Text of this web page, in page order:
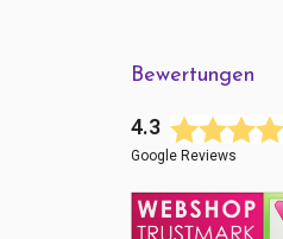
Bewertungen
4.3
Google Reviews